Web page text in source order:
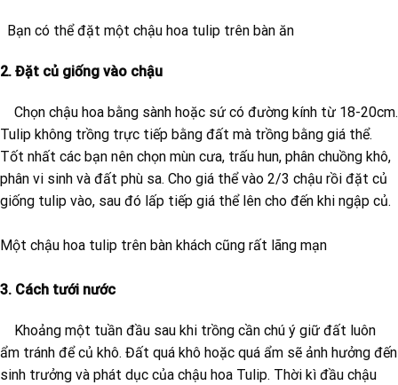
Bạn có thể đặt một chậu hoa tulip trên bàn ăn
2. Đặt củ giống vào chậu
Chọn chậu hoa bằng sành hoặc sứ có đường kính từ 18-20cm.
Tulip không trồng trực tiếp bằng đất mà trồng bằng giá thể.
Tốt nhất các bạn nên chọn mùn cưa, trấu hun, phân chuồng khô,
phân vi sinh và đất phù sa. Cho giá thể vào 2/3 chậu rồi đặt củ
giống tulip vào, sau đó lấp tiếp giá thể lên cho đến khi ngập củ.
Một chậu hoa tulip trên bàn khách cũng rất lãng mạn
3. Cách tưới nước
Khoảng một tuần đầu sau khi trồng cần chú ý giữ đất luôn
ẩm tránh để củ khô. Đất quá khô hoặc quá ẩm sẽ ảnh hưởng đến
sinh trưởng và phát dục của chậu hoa Tulip. Thời kì đầu chậu